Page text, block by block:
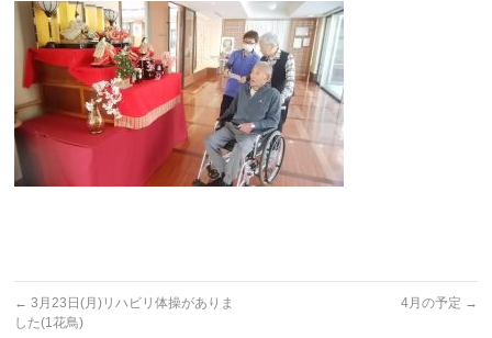
← 3月23日(月)リハビリ体操がありま
した(1花鳥)
4月の予定 →